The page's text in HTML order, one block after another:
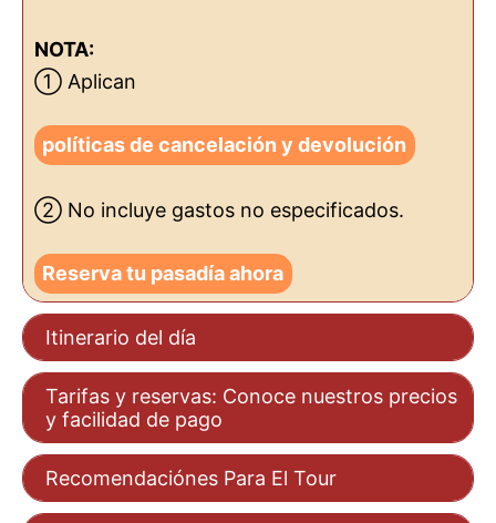
NOTA:
① Aplican
políticas de cancelación y devolución
② No incluye gastos no especificados.
Reserva tu pasadía ahora
Itinerario del día
Tarifas y reservas: Conoce nuestros precios
y facilidad de pago
Recomendaciónes Para El Tour